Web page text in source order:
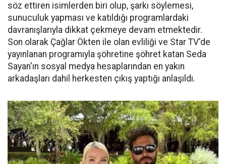
söz ettiren isimlerden biri olup, şarkı söylemesi,
sunuculuk yapması ve katıldığı programlardaki
davranışlarıyla dikkat çekmeye devam etmektedir.
Son olarak Çağlar Ökten ile olan evliliği ve Star TV'de
yayınlanan programıyla şöhretine şöhret katan Seda
Sayan'ın sosyal medya hesaplarından en yakın
arkadaşları dahil herkesten çıkış yaptığı anlaşıldı.